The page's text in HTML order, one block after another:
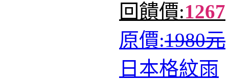
回饋價:1267
原價:1980元
日本格紋雨